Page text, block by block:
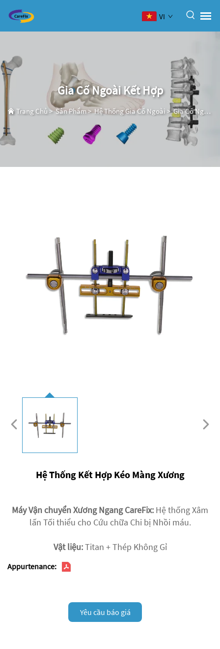
VI
Gia Cố Ngoài Kết Hợp
Trang Chủ>Sản Phẩm>Hệ Thống Gia Cố Ngoài>Gia Cố Ngoài Kết Hợp
Hệ Thống Kết Hợp Kéo Màng Xương
Máy Vận chuyển Xương Ngang CareFix: Hệ thống Xâm
lấn Tối thiểu cho Cứu chữa Chi bị Nhồi máu.
Vật liệu:Titan + Thép Không Gỉ
Appurtenance:
Yêu cầu báo giá